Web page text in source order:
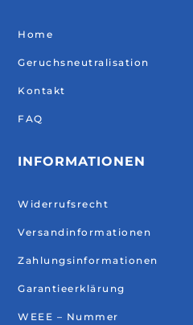
Home
Geruchsneutralisation
Kontakt
FAQ
INFORMATIONEN
Widerrufsrecht
Versandinformationen
Zahlungsinformationen
Garantieerklärung
WEEE – Nummer